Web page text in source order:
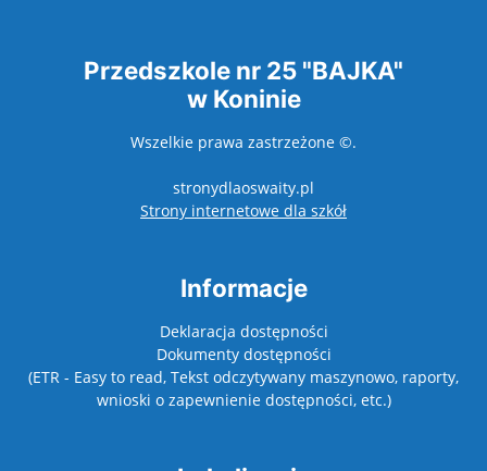
Przedszkole nr 25 "BAJKA"
w Koninie
Wszelkie prawa zastrzeżone ©.
stronydlaoswaity.pl
Strony internetowe dla szkółotwiera się w
Informacje
Deklaracja dostępności
Dokumenty dostępności
(ETR - Easy to read, Tekst odczytywany maszynowo, raporty,
wnioski o zapewnienie dostępności, etc.)